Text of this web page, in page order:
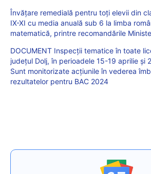
Învățare remedială pentru toți elevii din
IX-XI cu media anuală sub 6 la limba
matematică, printre recomandările
DOCUMENT Inspecții tematice în toate
județul Dolj, în perioadele 15-19 aprilie și
Sunt monitorizate acțiunile în vederea
rezultatelor pentru BAC 2024